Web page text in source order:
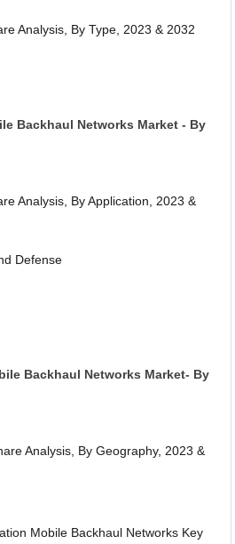
Analysis, By Type, 2023 & 2032
Backhaul Networks Market - By
Analysis, By Application, 2023 &
Defense
Backhaul Networks Market- By
Analysis, By Geography, 2023 &
Mobile Backhaul Networks Key